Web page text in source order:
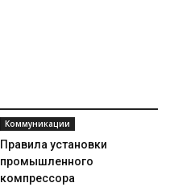
Коммуникации
Правила установки
промышленного
компрессора